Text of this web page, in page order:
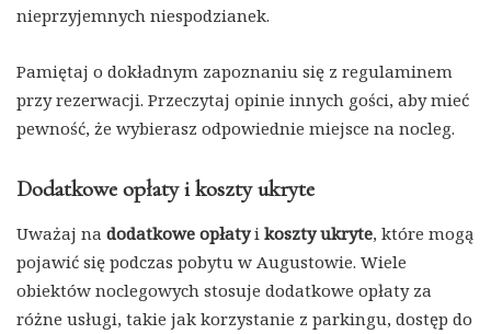
nieprzyjemnych niespodzianek.
Pamiętaj o dokładnym zapoznaniu się z regulaminem
przy rezerwacji. Przeczytaj opinie innych gości, aby mieć
pewność, że wybierasz odpowiednie miejsce na nocleg.
Dodatkowe opłaty i koszty ukryte
Uważaj na dodatkowe opłatyi koszty ukryte, które mogą
pojawić się podczas pobytu w Augustowie. Wiele
obiektów noclegowych stosuje dodatkowe opłaty za
różne usługi, takie jak korzystanie z parkingu, dostęp do